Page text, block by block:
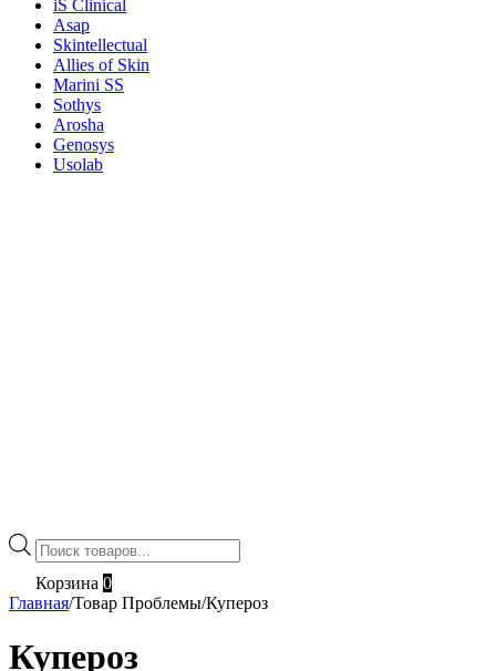
iS Clinical
Asap
Skintellectual
Allies of Skin
Marini SS
Sothys
Arosha
Genosys
Usolab
Поиск
товаров
Корзина 0
Главная/Товар Проблемы/Купероз
Купероз